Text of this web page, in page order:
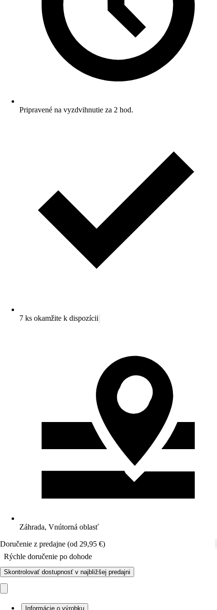
Pripravené na vyzdvihnutie za 2 hod.
7 ks okamžite k dispozícii
Záhrada, Vnútorná oblasť
Doručenie z predajne (od 29,95 €)
Rýchle doručenie po dohode
Skontrolovať dostupnosť v najbližšej predajni
Informácie o výrobku